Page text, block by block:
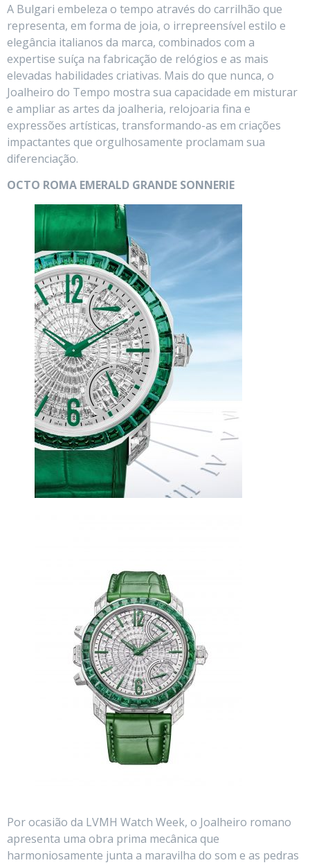
A Bulgari embeleza o tempo através do carrilhão que
representa, em forma de joia, o irrepreensível estilo e
elegância italianos da marca, combinados com a
expertise suíça na fabricação de relógios e as mais
elevadas habilidades criativas. Mais do que nunca, o
Joalheiro do Tempo mostra sua capacidade em misturar
e ampliar as artes da joalheria, relojoaria fina e
expressões artísticas, transformando-as em criações
impactantes que orgulhosamente proclamam sua
diferenciação.
OCTO ROMA EMERALD GRANDE SONNERIE
Por ocasião da LVMH Watch Week, o Joalheiro romano
apresenta uma obra prima mecânica que
harmoniosamente junta a maravilha do som e as pedras